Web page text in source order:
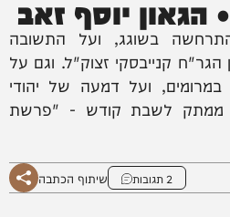
יוסף זאב
בשוגג, ועל התשובה
קנייבסקי זצוק"ל. וגם על
ועל דמעה של יהודי
ממתק לשבת קודש - "פרשת
2 תגובות שיתוף הכתבה